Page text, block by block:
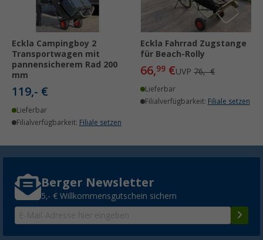
Eckla Campingboy 2
Transportwagen mit
pannensicherem Rad 200
mm
119,- €
Lieferbar
Filialverfügbarkeit: Filiale setzen
Eckla Fahrrad Zugstange
für Beach-Rolly
66,99 €UVP 76,- €
Lieferbar
Filialverfügbarkeit: Filiale setzen
Berger Newsletter
5,- € Willkommensgutschein sichern